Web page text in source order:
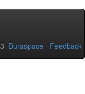
Duraspace - Feedback